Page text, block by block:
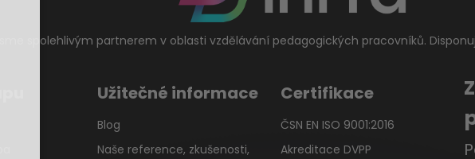
Jsme spolehlivým partnerem v oblasti vzdělávání pedagogických pracovníků.
Užitečné informace
Blog
Naše reference, zkušenosti,
Certifikace
ČSN EN ISO 9001:2016
Akreditace DVPP